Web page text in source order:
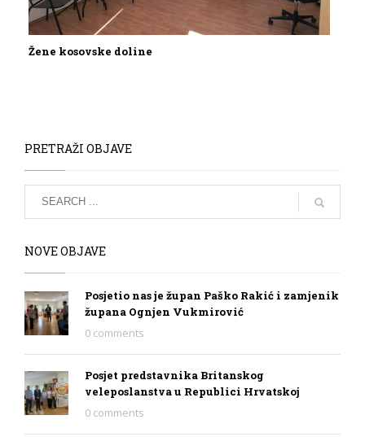
Žene kosovske doline
PRETRAŽI OBJAVE
NOVE OBJAVE
Posjetio nas je župan Paško Rakić i zamjenik
župana Ognjen Vukmirović
0 comments
Posjet predstavnika Britanskog
veleposlanstva u Republici Hrvatskoj
0 comments